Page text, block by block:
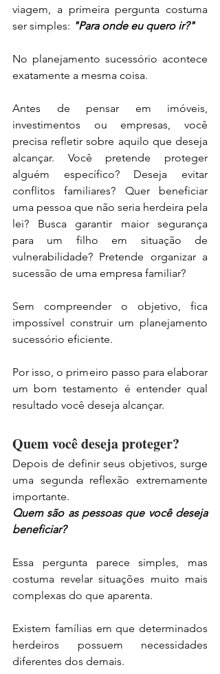
viagem, a primeira pergunta costuma
ser simples: "Para onde eu quero ir?"
No planejamento sucessório acontece
exatamente a mesma coisa.
Antes de pensar em imóveis,
investimentos ou empresas, você
precisa refletir sobre aquilo que deseja
alcançar. Você pretende proteger
alguém específico? Deseja evitar
conflitos familiares? Quer beneficiar
uma pessoa que não seria herdeira pela
lei? Busca garantir maior segurança
para um filho em situação de
vulnerabilidade? Pretende organizar a
sucessão de uma empresa familiar?
Sem compreender o objetivo, fica
impossível construir um planejamento
sucessório eficiente.
Por isso, o primeiro passo para elaborar
um bom testamento é entender qual
resultado você deseja alcançar.
Quem você deseja proteger?
Depois de definir seus objetivos, surge
uma segunda reflexão extremamente
importante.
Quem são as pessoas que você deseja
beneficiar?
Essa pergunta parece simples, mas
costuma revelar situações muito mais
complexas do que aparenta.
Existem famílias em que determinados
herdeiros possuem necessidades
diferentes dos demais.